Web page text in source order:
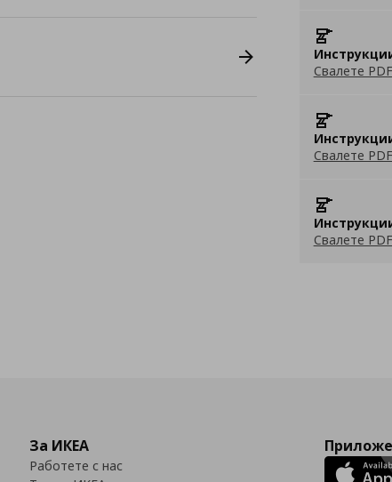
Свалете
Свалете
Свалете
За ИКЕА
Работете с нас